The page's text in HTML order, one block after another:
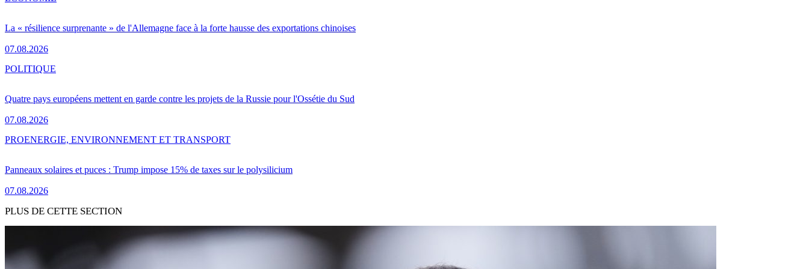
La « résilience surprenante » de l'Allemagne face à la forte hausse des exportations chinoises
07.08.2026
Quatre pays européens mettent en garde contre les projets de la Russie pour l'Ossétie du Sud
07.08.2026
POLITIQUE
Panneaux solaires et puces : Trump impose 15% de taxes sur le polysilicium
07.08.2026
PROENERGIE, ENVIRONNEMENT ET TRANSPORT
PLUS DE CETTE SECTION